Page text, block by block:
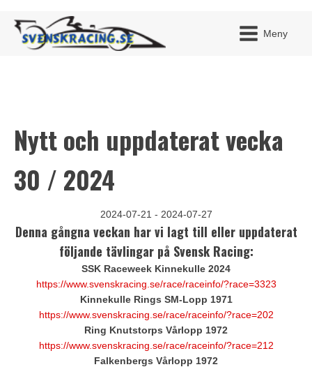
Meny
BLI
MITT
Nytt och uppdaterat vecka
30 / 2024
2024-07-21 - 2024-07-27
Denna gångna veckan har vi lagt till eller uppdaterat
följande tävlingar på Svensk Racing:
SSK Raceweek Kinnekulle 2024
https://www.svenskracing.se/race/raceinfo/?race=3323
Kinnekulle Rings SM-Lopp 1971
https://www.svenskracing.se/race/raceinfo/?race=202
Ring Knutstorps Vårlopp 1972
https://www.svenskracing.se/race/raceinfo/?race=212
Falkenbergs Vårlopp 1972